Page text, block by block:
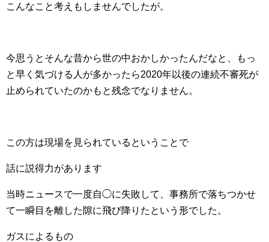
こんなこと考えもしませんでしたが。
今思うとそんな昔から世の中おかしかったんだなと、もっ
と早く気づける人が多かったら2020年以後の連続不審死が
止められていたのかもと残念でなりません。
この方は現場を見られているということで
話に説得力があります
当時ニュースで一度自◯に失敗して、事務所で落ちつかせ
て一瞬目を離した隙に飛び降りたという形でした。
ガスによるもの